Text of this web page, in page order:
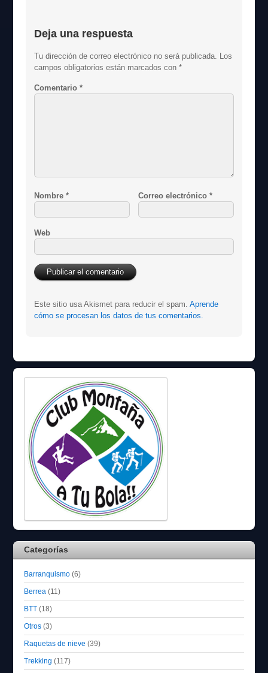
Deja una respuesta
Tu dirección de correo electrónico no será publicada.
Los
campos obligatorios están marcados con*
Comentario*
Nombre* Correo electrónico *
Web
Este sitio usa Akismet para reducir el spam.Aprende
cómo se procesan los datos de tus comentarios.
Categorías
Barranquismo (6)
Berrea (11)
BTT (18)
Otros (3)
Raquetas de nieve (39)
Trekking (117)